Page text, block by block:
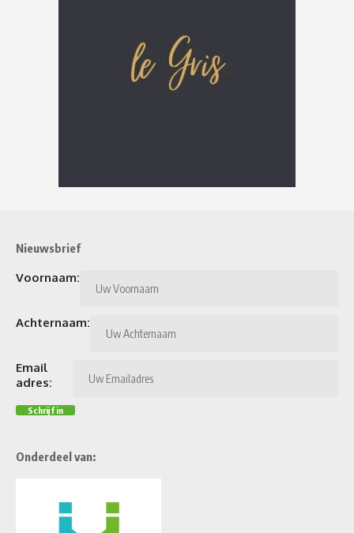
Nieuwsbrief
Voornaam:
Achternaam:
Email
adres:
Onderdeel van: